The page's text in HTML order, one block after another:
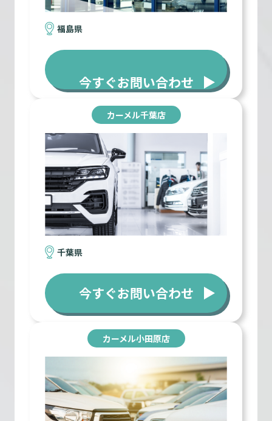
福島県
今すぐお問い合わせ
カーメル千葉店
千葉県
今すぐお問い合わせ
カーメル小田原店